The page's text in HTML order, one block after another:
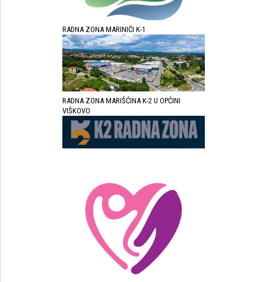
RADNA ZONA MARINIĆI K-1
RADNA ZONA MARIŠĆINA K-2 U OPĆINI
VIŠKOVO